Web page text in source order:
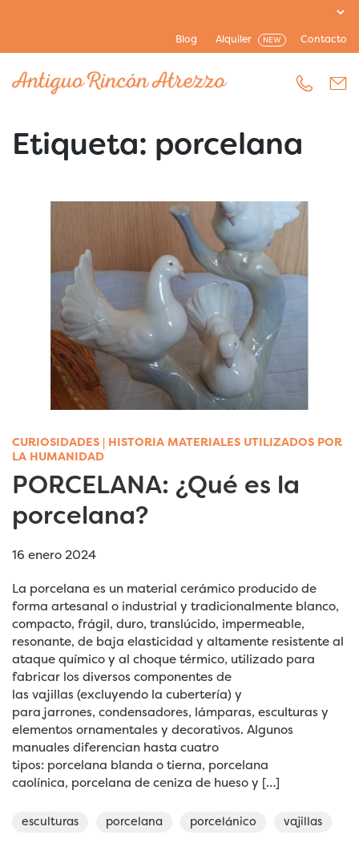
Blog Alquiler NEW Contacto
Etiqueta: porcelana
CURIOSIDADES | HISTORIA MATERIALES UTILIZADOS POR
LA HUMANIDAD
PORCELANA: ¿Qué es la
porcelana?
16 enero 2024
La porcelana es un material cerámico producido de
forma artesanal o industrial y tradicionalmente blanco,
compacto, frágil, duro, translúcido, impermeable,
resonante, de baja elasticidad y altamente resistente al
ataque químico y al choque térmico, utilizado para
fabricar los diversos componentes de
las vajillas (excluyendo la cubertería) y
para jarrones, condensadores, lámparas, esculturas y
elementos ornamentales y decorativos. Algunos
manuales diferencian hasta cuatro
tipos: porcelana blanda o tierna, porcelana
caolínica, porcelana de ceniza de hueso y […]
esculturas porcelana porcelánico vajillas